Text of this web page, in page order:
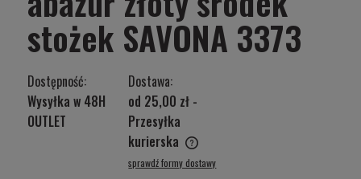
stożek SAVONA 3373
Dostępność:
Wysyłka w 48H
OUTLET
Dostawa:
od 25,00 zł -
Przesyłka
kurierska
Cena nie zawiera ewentualnych kosztów płatności
sprawdź formy dostawy